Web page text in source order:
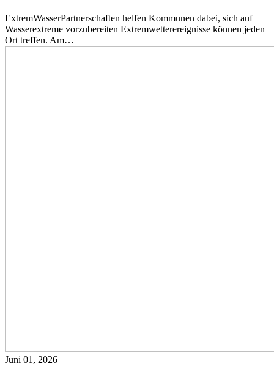
ExtremWasserPartnerschaften helfen Kommunen dabei, sich auf
Wasserextreme vorzubereiten Extremwetterereignisse können jeden
Ort treffen. Am…
Juni 01, 2026